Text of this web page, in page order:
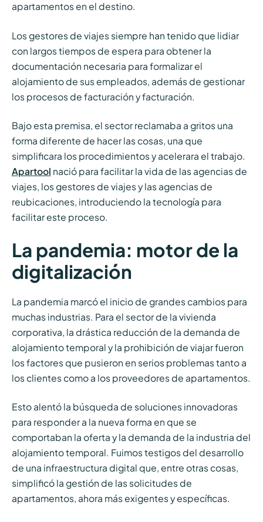
apartamentos en el destino.
Los gestores de viajes siempre han tenido que lidiar
con largos tiempos de espera para obtener la
documentación necesaria para formalizar el
alojamiento de sus empleados, además de gestionar
los procesos de facturación y facturación.
Bajo esta premisa, el sector reclamaba a gritos una
forma diferente de hacer las cosas, una que
simplificara los procedimientos y acelerara el trabajo.
Apartool nació para facilitar la vida de las agencias de
viajes, los gestores de viajes y las agencias de
reubicaciones, introduciendo la tecnología para
facilitar este proceso.
La pandemia: motor de la
digitalización
La pandemia marcó el inicio de grandes cambios para
muchas industrias. Para el sector de la vivienda
corporativa, la drástica reducción de la demanda de
alojamiento temporal y la prohibición de viajar fueron
los factores que pusieron en serios problemas tanto a
los clientes como a los proveedores de apartamentos.
Esto alentó la búsqueda de soluciones innovadoras
para responder a la nueva forma en que se
comportaban la oferta y la demanda de la industria del
alojamiento temporal. Fuimos testigos del desarrollo
de una infraestructura digital que, entre otras cosas,
simplificó la gestión de las solicitudes de
apartamentos, ahora más exigentes y específicas.